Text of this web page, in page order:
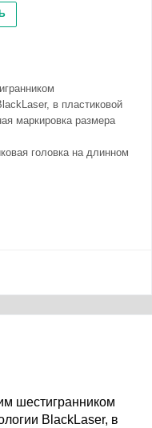
в пластиковой
маркировка размера
головка на длинном
шестигранником
BlackLaser, в